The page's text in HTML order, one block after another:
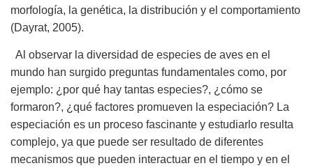
morfología, la genética, la distribución y el comportamiento
(Dayrat, 2005).
Al observar la diversidad de especies de aves en el
mundo han surgido preguntas fundamentales como, por
ejemplo: ¿por qué hay tantas especies?, ¿cómo se
formaron?, ¿qué factores promueven la especiación? La
especiación es un proceso fascinante y estudiarlo resulta
complejo, ya que puede ser resultado de diferentes
mecanismos que pueden interactuar en el tiempo y en el